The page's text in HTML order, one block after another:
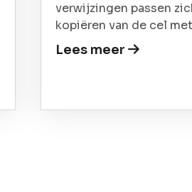
verwijzingen passen
kopiëren van de cel
Lees meer